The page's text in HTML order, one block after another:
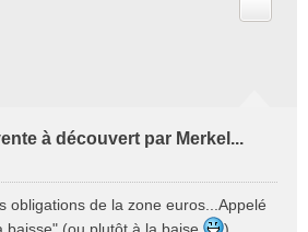
à découvert par Merkel...
obligations de la zone euros...Appelé